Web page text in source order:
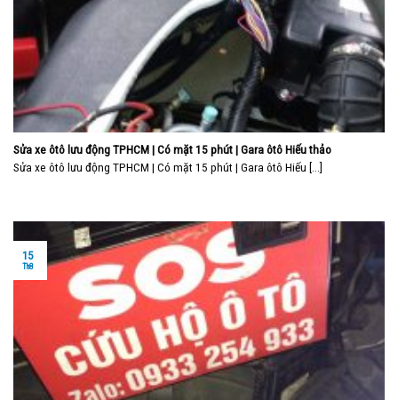
Sửa xe ôtô lưu động TPHCM | Có mặt 15 phút | Gara ôtô Hiếu thảo
Sửa xe ôtô lưu động TPHCM | Có mặt 15 phút | Gara ôtô Hiếu [...]
15
Th8